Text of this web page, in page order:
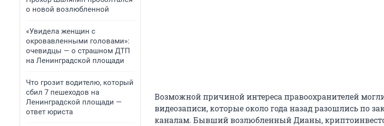
о новой возлюбленной
«Увидела женщин с
окровавленными головами»:
очевидцы — о страшном ДТП
на Ленинградской площади
Что грозит водителю, который
сбил 7 пешеходов на
Ленинградской площади —
ответ юриста
Возможной причиной интереса правоохранителей
видеозаписи, которые около года назад разошлись по
каналам. Бывший возлюбленный Дианы,